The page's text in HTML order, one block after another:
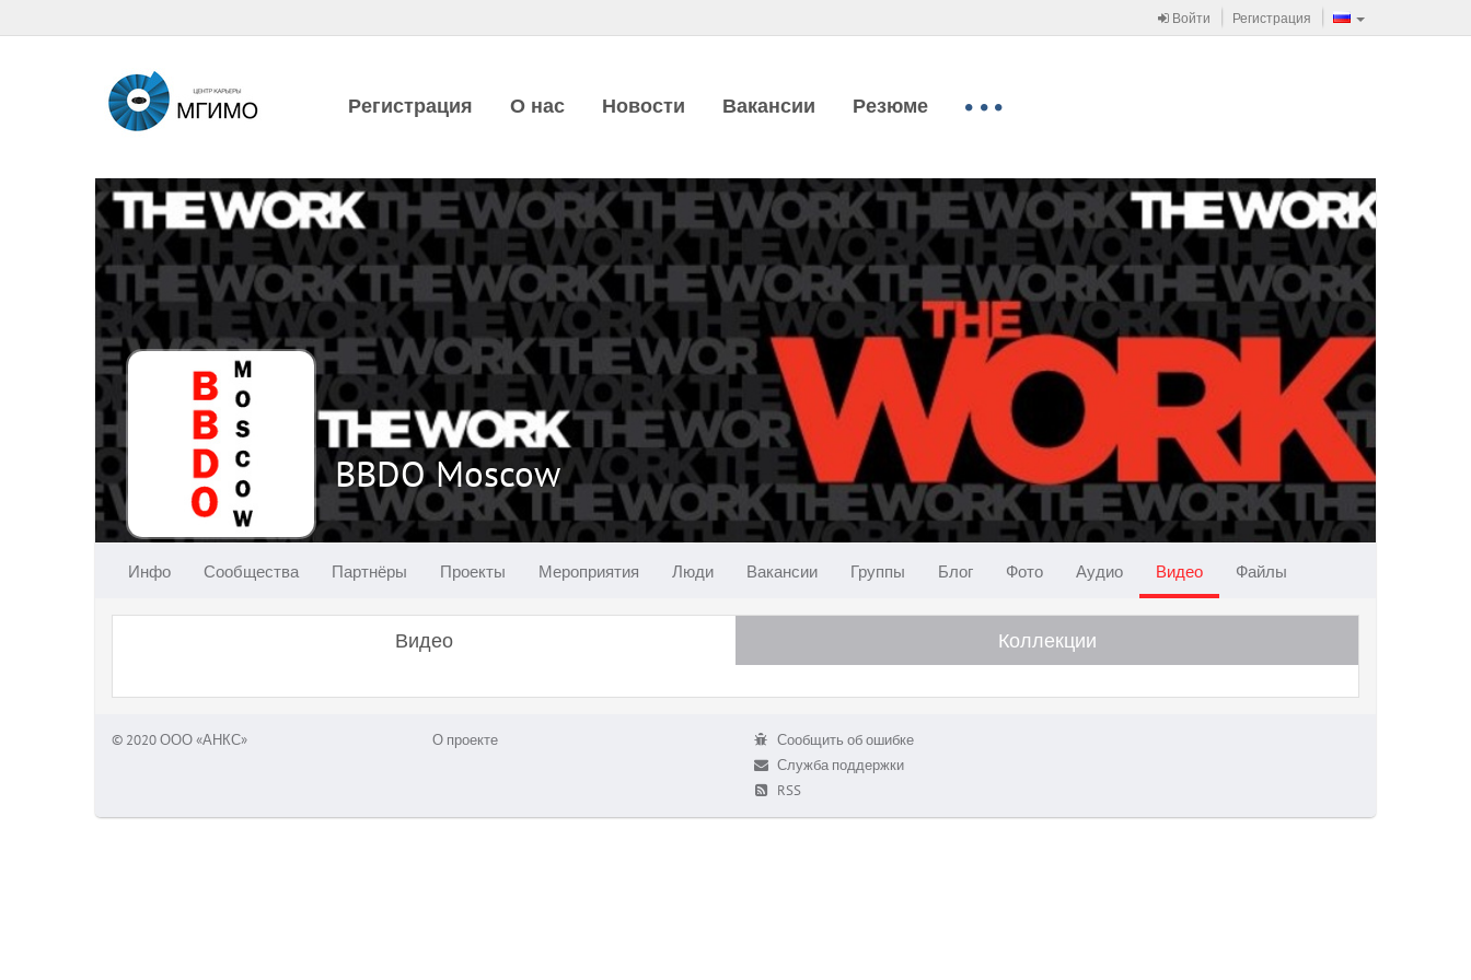
Войти Регистрация
Регистрация О нас Новости Вакансии Резюме
BBDO Moscow
Инфо Сообщества Партнёры Проекты Мероприятия Люди Вакансии Группы Блог Фото Аудио Видео Файлы
Видео Коллекции
© 2020 ООО «АНКС» О проекте
Сообщить об ошибке
Служба поддержки
RSS